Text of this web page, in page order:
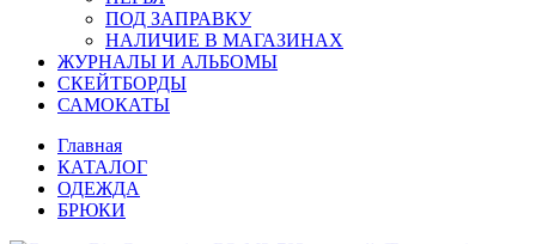
ПОД ЗАПРАВКУ
НАЛИЧИЕ В МАГАЗИНАХ
ЖУРНАЛЫ И АЛЬБОМЫ
СКЕЙТБОРДЫ
САМОКАТЫ
Главная
КАТАЛОГ
ОДЕЖДА
БРЮКИ